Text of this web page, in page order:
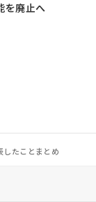
を廃止へ
たことまとめ